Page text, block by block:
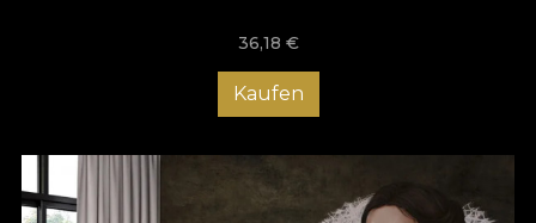
36,18 €
Kaufen